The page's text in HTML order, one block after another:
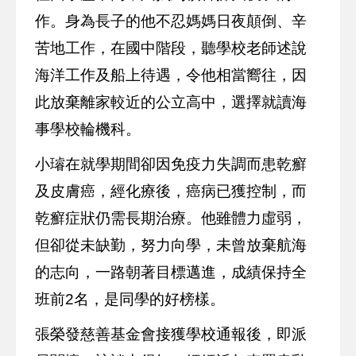
作。身為長子的他不忍媽媽日夜顛倒、辛
苦地工作，在國中階段，聽學校老師述說
海洋工作及船上待遇，令他相當嚮往，因
此放棄離家較近的公立高中，選擇就讀海
事學校輪機科。
小璿在就學期間卻因免疫力失調而患乾癬
及皮膚癌，經化療後，癌病已獲控制，而
乾癬症狀仍需長期治療。他雖體力虛弱，
但卻從未缺勤，努力向學，未曾放棄航海
的志向，一路朝著目標邁進，成績保持全
班前2名，是同學的好榜樣。
張榮發慈善基金會接獲學校通報後，即派